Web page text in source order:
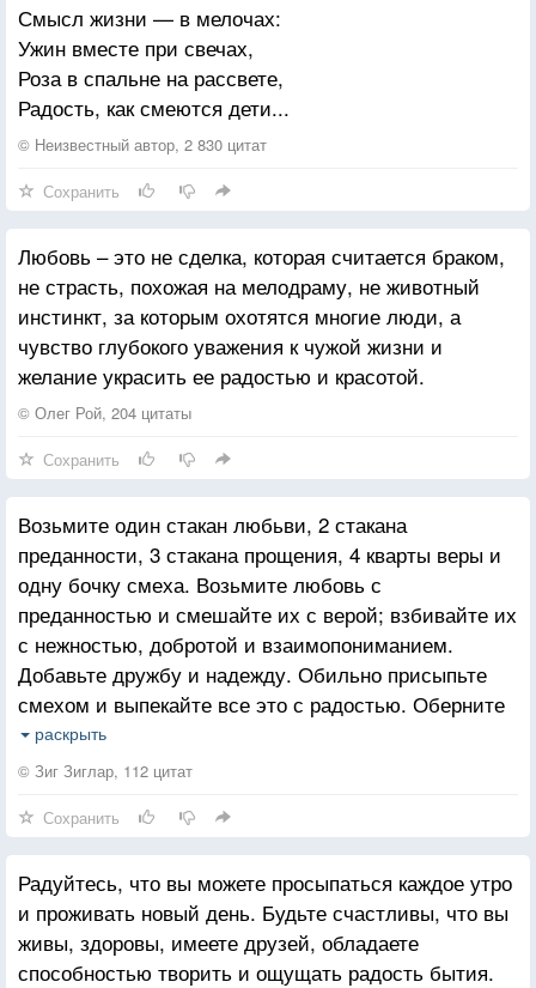
Смысл жизни — в мелочах:
Ужин вместе при свечах,
Роза в спальне на рассвете,
Радость, как смеются дети...
© Неизвестный автор, 2 830 цитат
Сохранить
Любовь – это не сделка, которая считается браком,
не страсть, похожая на мелодраму, не животный
инстинкт, за которым охотятся многие люди, а
чувство глубокого уважения к чужой жизни и
желание украсить ее радостью и красотой.
© Олег Рой, 204 цитаты
Сохранить
Возьмите один стакан любьви, 2 стакана
преданности, 3 стакана прощения, 4 кварты веры и
одну бочку смеха. Возьмите любовь с
преданностью и смешайте их с верой; взбивайте их
с нежностью, добротой и взаимопониманием.
Добавьте дружбу и надежду. Обильно присыпьте
смехом и выпекайте все это с радостью. Оберните
это все в объятия и подавайте щедрые порции
каждый день.
раскрыть
© Зиг Зиглар, 112 цитат
Сохранить
Радуйтесь, что вы можете просыпаться каждое утро
и проживать новый день. Будьте счастливы, что вы
живы, здоровы, имеете друзей, обладаете
способностью творить и ощущать радость бытия.